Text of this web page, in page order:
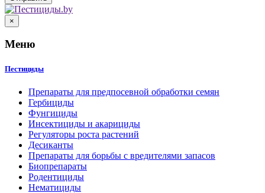
×
Меню
Пестициды
Препараты для предпосевной обработки семян
Гербициды
Фунгициды
Инсектициды и акарициды
Регуляторы роста растений
Десиканты
Препараты для борьбы с вредителями запасов
Биопрепараты
Родентициды
Нематициды